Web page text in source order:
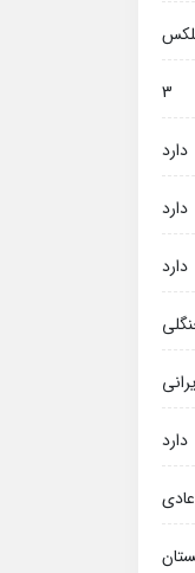
3
دارد
دارد
دارد
دارد
عادی